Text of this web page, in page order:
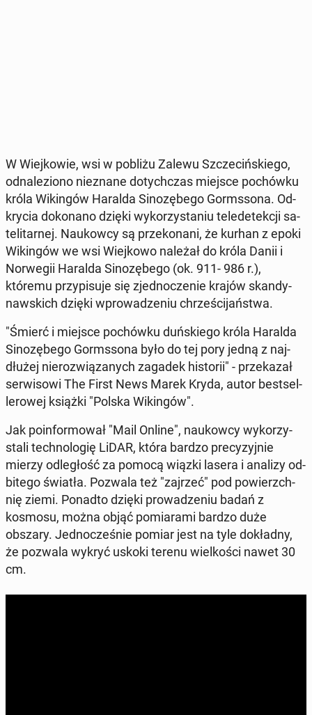
W Wiej­ko­wie, wsi w pobliżu Zalewu Szcze­ciń­skie­go,
od­na­le­zio­no nie­zna­ne do­tych­czas miejsce po­chów­ku
króla Wi­kin­gów Haralda Si­no­zę­be­go Gorms­so­na. Od­
kry­cia do­ko­na­no dzięki wy­ko­rzy­sta­niu te­le­de­tek­cji sa­
te­li­tar­nej. Na­ukow­cy są prze­ko­na­ni, że kurhan z epoki
Wi­kin­gów we wsi Wiej­ko­wo należał do króla Danii i
Nor­we­gii Haralda Si­no­zę­be­go (ok. 911- 986 r.),
któremu przy­pi­su­je się zjed­no­cze­nie krajów skan­dy­
naw­skich dzięki wpro­wa­dze­niu chrze­ści­jań­stwa.
"Śmierć i miejsce po­chów­ku duń­skie­go króla Haralda
Si­no­zę­be­go Gorms­so­na było do tej pory jedną z naj­
dłu­żej nie­roz­wią­za­nych zagadek hi­sto­rii" - prze­ka­zał
ser­wi­so­wi The First News Marek Kryda, autor be­st­sel­
le­ro­wej książki "Polska Wi­kin­gów".
Jak po­in­for­mo­wał "Mail Online", na­ukow­cy wy­ko­rzy­
sta­li tech­no­lo­gię LiDAR, która bardzo pre­cy­zyj­nie
mierzy od­le­głość za pomocą wiązki lasera i analizy od­
bi­te­go światła. Pozwala też "zajrzeć" pod po­wierzch­
nię ziemi. Ponadto dzięki pro­wa­dze­niu badań z
kosmosu, można objąć po­mia­ra­mi bardzo duże
obszary. Jed­no­cze­śnie pomiar jest na tyle do­kład­ny,
że pozwala wykryć uskoki terenu wiel­ko­ści nawet 30
cm.